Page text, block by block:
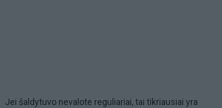
Jei šaldytuvo nevalote reguliariai, tai tikriausiai yra